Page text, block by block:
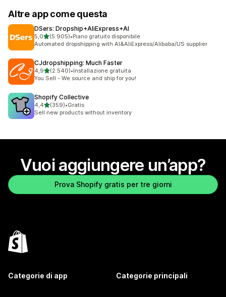
Altre app come questa
DSers: Dropship+AliExpress+AI
5,0stelle su 5
(5.905)
5905 recensioni totali
•Piano gratuito disponibile
Automated dropshipping with AI&AliExpress/Alibaba/US supplier
CJdropshipping: Much Faster
4,9stelle su 5
(2.540)
2540 recensioni totali
•Installazione gratuita
You Sell - We source and ship for you!
Shopify Collective
4,4stelle su 5
(359)
359 recensioni totali
•Gratis
Sell new products without inventory
Vuoi aggiungere un’app?
Prova Shopify gratis per tre giorni
Categorie di app Categorie principali